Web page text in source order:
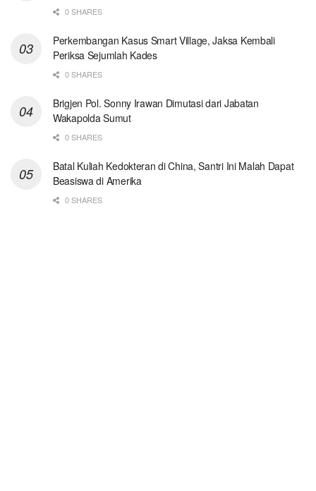
0 SHARES
Perkembangan Kasus Smart Village, Jaksa Kembali
Periksa Sejumlah Kades
0 SHARES
Brigjen Pol. Sonny Irawan Dimutasi dari Jabatan
Wakapolda Sumut
0 SHARES
Batal Kuliah Kedokteran di China, Santri Ini Malah Dapat
Beasiswa di Amerika
0 SHARES